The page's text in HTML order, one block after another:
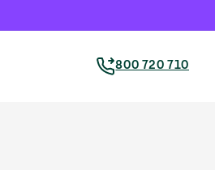
800 720 710